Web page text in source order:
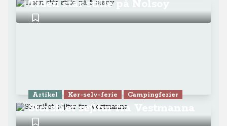
Tiden står stille på Nolsoy
Artikel Kør-selv-ferie Campingferier
Storslået sejltur fra Vestmanna